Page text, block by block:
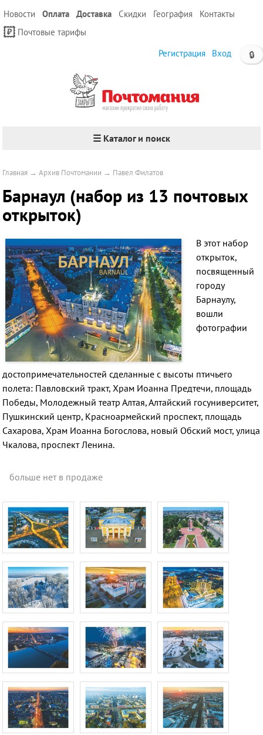
Новости Оплата Доставка Скидки География
Контакты
Почтовые тарифы
🔒
Регистрация Вход
☰ Каталог и поиск
Главная →Архив Почтомании → Павел Филатов
Барнаул (набор из 13 почтовых
открыток)
В этот набор
открыток,
посвященный
городу
Барнаулу,
вошли
фотографии
достопримечательностей сделанные с высоты птичьего
полета: Павловский тракт, Храм Иоанна Предтечи, площадь
Победы, Молодежный театр Алтая, Алтайский госуниверситет,
Пушкинский центр, Красноармейский проспект, площадь
Сахарова, Храм Иоанна Богослова, новый Обский мост, улица
Чкалова, проспект Ленина.
больше нет в продаже